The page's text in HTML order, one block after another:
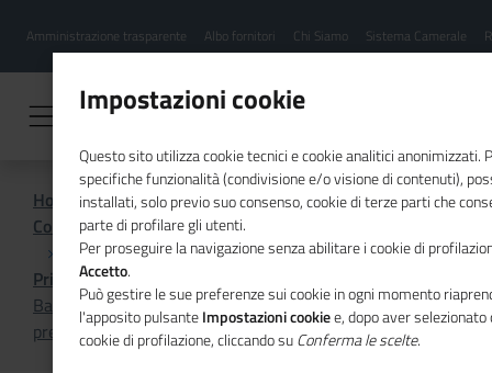
contenuto
Menu
hamburgher
Amministrazione trasparente Albo fornitori Chi Siamo Sistema Camerale
Home
Comunicazione istituzionale per il sistema camerale
Primo Piano
Bando MARCHI+ 2024: dal 26 novembre è possibile
presentare le domande di partecipazione
Impostazioni cookie
Questo sito utilizza cookie tecnici e cookie analitici anonimizzati.
specifiche funzionalità (condivisione e/o visione di contenuti),
installati, solo previo suo consenso, cookie di terze parti che
parte di profilare gli utenti.
Per proseguire la navigazione senza abilitare i cookie di
Accetto.
Può gestire le sue preferenze sui cookie in ogni momento
l'apposito pulsanteImpostazioni cookiee, dopo aver
cookie di profilazione, cliccando suConferma le scelte.